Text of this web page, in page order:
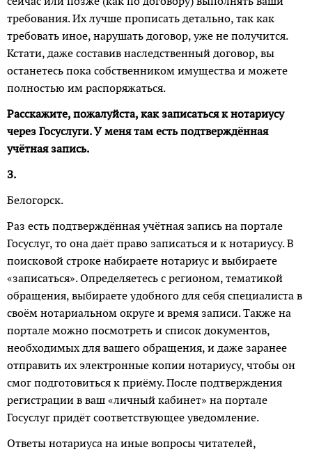
требования. Их лучше прописать детально, так как
требовать иное, нарушать договор, уже не получится.
Кстати, даже составив наследственный договор, вы
останетесь пока собственником имущества и можете
полностью им распоряжаться.
Расскажите, пожалуйста, как записаться к нотариусу
через Госуслуги. У меня там есть подтверждённая
учётная запись.
З.
Белогорск.
Раз есть подтверждённая учётная запись на портале
Госуслуг, то она даёт право записаться и к нотариусу. В
поисковой строке набираете нотариус и выбираете
«записаться». Определяетесь с регио­ном, тематикой
обращения, выбирае­те удобного для себя специа­листа в
своём нотариальном округе и время записи. Также на
портале можно посмотреть и список документов,
необходимых для вашего обращения, и даже заранее
отправить их электронные копии нотариусу, чтобы он
смог подготовиться к приёму. После подтверждения
регистрации в ваш «личный кабинет» на портале
Госуслуг придёт соответствующее уведомление.
Ответы нотариуса на иные вопросы читателей,